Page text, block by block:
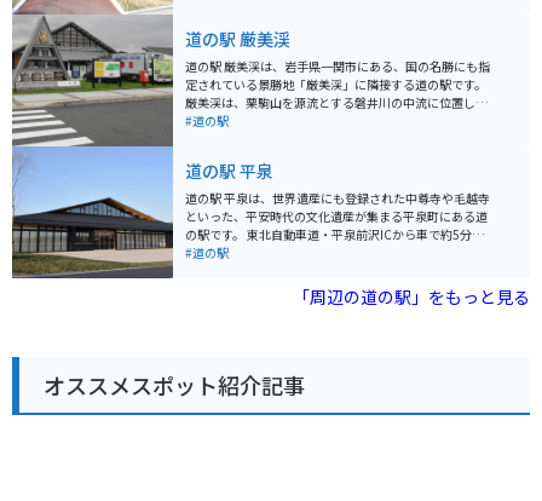
とができます。 周辺には、キャンプ場や温泉施設もある
ので、宿泊してゆっくりと過ごすのもおすすめです。バ
イクで訪れる場合、駐車場も広く停めやすいので安心で
す。 周辺道路は、ワインディングロードとしても人気が
あり、ツーリングにも最適なエリアです。ただし、山間
のを楽しんでみてはいかがでしょうか。
道の駅 厳美渓
道の駅 厳美渓は、岩手県一関市にある、国の名勝にも指
定されている景勝地「厳美渓」に隣接する道の駅です。
厳美渓は、栗駒山を源流とする磐井川の中流に位置し、
およそ2キロメートルに渡って続く、奇岩怪石とエメラ
あり、岩手県や一関市の味覚を楽しむことができます。
特に、地元産のそば粉を使った手打ちそばや、新鮮な野
菜を使った料理がおすすめです。 また、厳美渓の雄大な
景色を眺めながら、ゆったりとくつろげる休憩スペース
も用意されています。 バイクで訪れる際は、道の駅に隣
#道の駅
道の駅 平泉
道の駅 平泉は、世界遺産にも登録された中尊寺や毛越寺
といった、平安時代の文化遺産が集まる平泉町にある道
の駅です。 東北自動車道・平泉前沢ICから車で約5分と
アクセスも良く、観光の拠点として最適です。 地元産の
部鉄器や秀衡塗などの工芸品を扱う物産館、平泉の郷土
料理や麺類が味わえるレストランなどがあります。 バイ
残されています。 周辺には、柳之御所資料館や達谷窟な
ど、見どころもたくさんあります。 また、わんこそばや
ひっつみなどの郷土料理もおすすめです。 平泉は、歴史
#道の駅
「周辺の道の駅」をもっと見る
オススメスポット紹介記事